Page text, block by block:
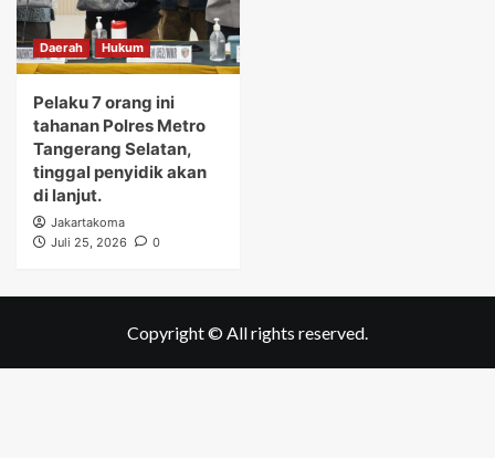
Daerah Hukum
Pelaku 7 orang ini
tahanan Polres Metro
Tangerang Selatan,
tinggal penyidik akan
di lanjut.
Jakartakoma
Juli 25, 2026
0
Copyright © All rights reserved.